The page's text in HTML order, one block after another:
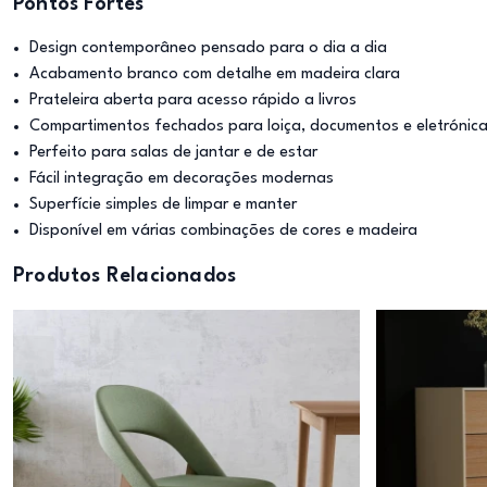
Pontos Fortes
Design contemporâneo pensado para o dia a dia
Acabamento branco com detalhe em madeira clara
Prateleira aberta para acesso rápido a livros
Compartimentos fechados para loiça, documentos e eletrónica
Perfeito para salas de jantar e de estar
Fácil integração em decorações modernas
Superfície simples de limpar e manter
Disponível em várias combinações de cores e madeira
Produtos Relacionados